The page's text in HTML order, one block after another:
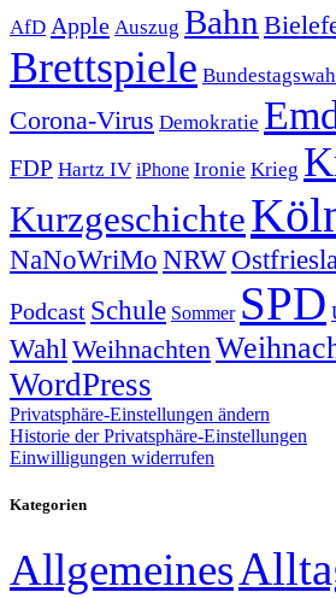
AfD Apple Auszug Bahn
Brettspiele
Corona-Virus Demokratie
FDP Hartz IV iPhone Ironie Krieg
Kurzgeschichte
NaNoWriMo NRW
Podcast Schule Sommer SPD
Wahl Weihnachten
WordPress
Privatsphäre-Einstellungen ändern
Historie der Privatsphäre-Einstellungen
Einwilligungen widerrufen
Kategorien
Allgemeines